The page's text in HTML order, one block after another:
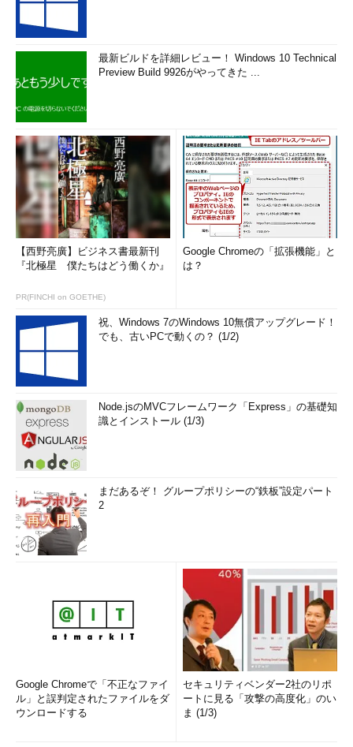
最新ビルドを詳細レビュー！ Windows 10 Technical
Preview Build 9926がやってきた ...
【西野亮廣】ビジネス書最新刊
『北極星 僕たちはどう働くか』
PR(FINCHI on GOETHE)
Google Chromeの「拡張機能」と
は？
祝、Windows 7のWindows 10無償アップグレード！
でも、古いPCで動くの？ (1/2)
Node.jsのMVCフレームワーク「Express」の基礎知
識とインストール (1/3)
まだあるぞ！ グループポリシーの“鉄板”設定パート
2
Google Chromeで「不正なファイ
ル」と誤判定されたファイルをダ
ウンロードする
セキュリティベンダー2社のリポ
ートに見る「攻撃の高度化」のい
ま (1/3)